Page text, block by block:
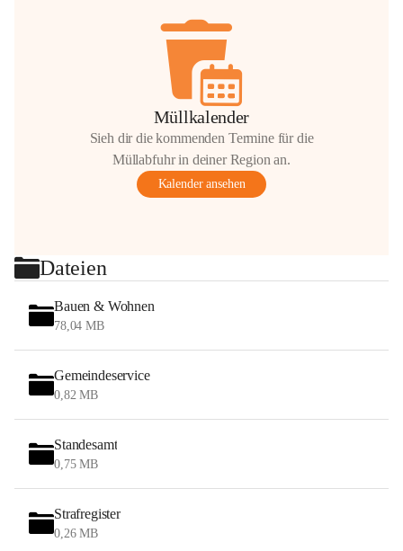
Müllkalender
Sieh dir die kommenden Termine für die
Müllabfuhr in deiner Region an.
Kalender ansehen
Dateien
Bauen & Wohnen
78,04 MB
Gemeindeservice
0,82 MB
Standesamt
0,75 MB
Strafregister
0,26 MB